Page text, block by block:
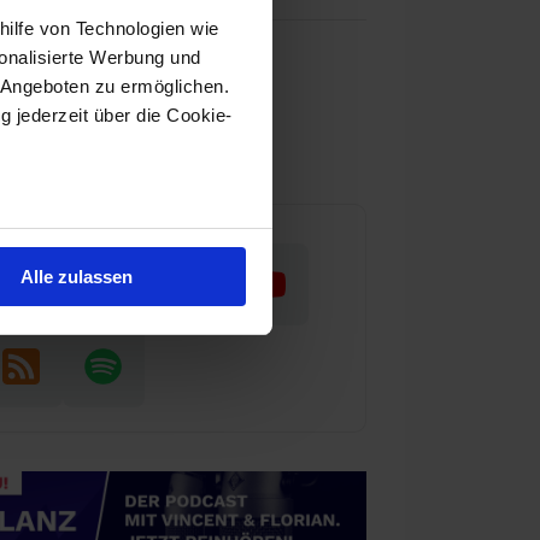
von Technologien wie
Werbung und
zu ermöglichen.
jederzeit über die Cookie-
sein können
Präferenzen im
anbieten zu können
Verwendung unserer
diese Informationen
Rahmen deiner Nutzung
Alle zulassen
wir tun
Team